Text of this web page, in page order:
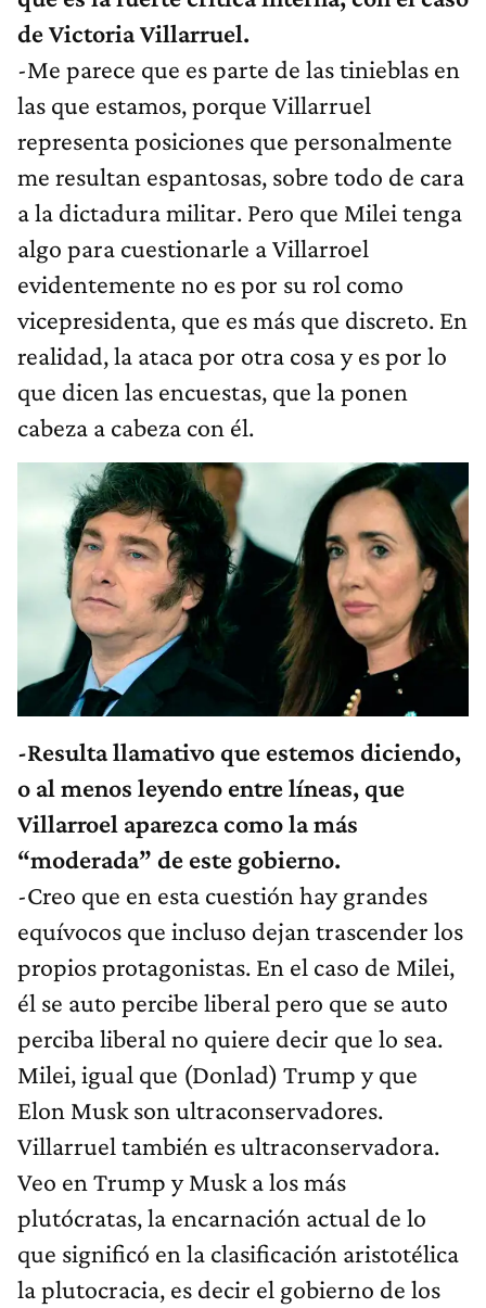
de Victoria Villarruel.
-Me parece que es parte de las tinieblas en
las que estamos, porque Villarruel
representa posiciones que personalmente
me resultan espantosas, sobre todo de cara
a la dictadura militar. Pero que Milei tenga
algo para cuestionarle a Villarroel
evidentemente no es por su rol como
vicepresidenta, que es más que discreto. En
realidad, la ataca por otra cosa y es por lo
que dicen las encuestas, que la ponen
cabeza a cabeza con él.
-Resulta llamativo que estemos diciendo,
o al menos leyendo entre líneas, que
Villarroel aparezca como la más
“moderada” de este gobierno.
-Creo que en esta cuestión hay grandes
equívocos que incluso dejan trascender los
propios protagonistas. En el caso de Milei,
él se auto percibe liberal pero que se auto
perciba liberal no quiere decir que lo sea.
Milei, igual que (Donlad) Trump y que
Elon Musk son ultraconservadores.
Villarruel también es ultraconservadora.
Veo en Trump y Musk a los más
plutócratas, la encarnación actual de lo
que significó en la clasificación aristotélica
la plutocracia, es decir el gobierno de los